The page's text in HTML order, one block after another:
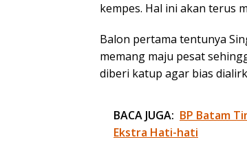
kempes. Hal ini akan terus
Balon pertama tentunya
memang maju pesat
diberi katup agar bias
BACA JUGA: BP Batam
Ekstra Hati-hati